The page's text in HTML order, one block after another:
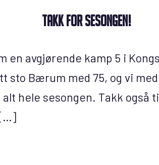
Takk for sesongen!
en avgjørende kamp 5 i
sto Bærum med 75, og vi
hele sesongen. Takk også
[…]